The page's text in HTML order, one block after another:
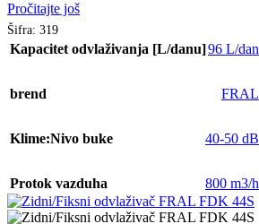
Pročitajte još
Šifra: 319
Kapacitet odvlaživanja [L/danu]96 L/dan
brend FRAL
Klime:Nivo buke 40-50 dB
Protok vazduha 800 m3/h